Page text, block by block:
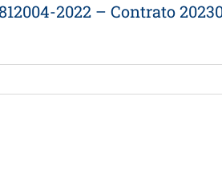
2022 – Contrato